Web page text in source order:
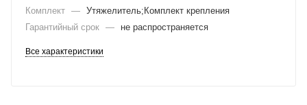
Комплект — Утяжелитель;Комплект крепления
Гарантийный срок — не распространяется
Все характеристики